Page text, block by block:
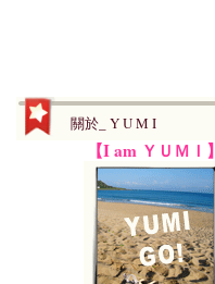
關於_ Y U M I
【I am ＹＵＭＩ】